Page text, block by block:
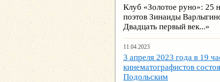
Клуб «Золотое руно»: 25
поэтов Зинаиды
Двадцать первый век...»
11.04.2023
3 апреля 2023 года в 19
кинематографистов
Подольским